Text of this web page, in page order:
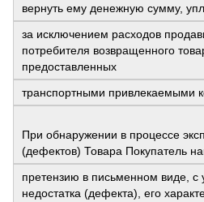
вернуть ему денежную сумму,
за исключением расходов
потребителя возвращенного
предоставленных
транспортными привлекаемыми
При обнаружении в процессе
(дефектов) Товара Покупатель
претензию в письменном виде, с
недостатка (дефекта), его